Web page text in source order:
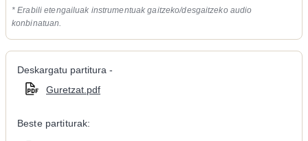
* Erabili etengailuak instrumentuak gaitzeko/desgaitzeko audio
konbinatuan.
Deskargatu partitura -
Guretzat.pdf
Beste partiturak: